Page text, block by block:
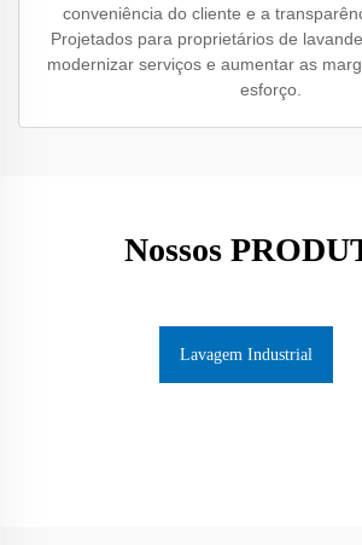
conveniência do cliente e a
Projetados para proprietários de
modernizar serviços e aumentar as
esforço.
Nossos
Lavagem Industrial